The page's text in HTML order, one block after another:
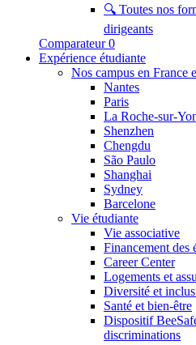
🔍 Toutes nos
dirigeants
Comparateur 0
Expérience étudiante
Nos campus en France
Nantes
Paris
La Roche-sur-
Shenzhen
Chengdu
São Paulo
Shanghai
Sydney
Barcelone
Vie étudiante
Vie associative
Financement des
Career Center
Logements et
Diversité et
Santé et bien-être
Dispositif
discriminations